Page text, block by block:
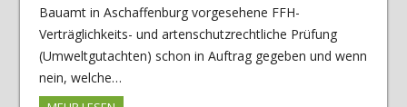
Bauamt in Aschaffenburg vorgesehene FFH-
Verträglichkeits- und artenschutzrechtliche Prüfung
(Umweltgutachten) schon in Auftrag gegeben und wenn
nein, welche…